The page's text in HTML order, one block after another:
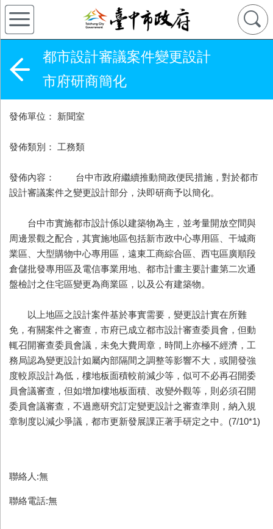
都市設計審議案件變更設計
市府研商簡化
發佈單位： 新聞室
發佈類別： 工務類
發佈內容： 台中市政府繼續推動簡政便民措施，對於都市
設計審議案件之變更設計部分，決即研商予以簡化。
台中市實施都市設計係以建築物為主，並考量開放空間與
周邊景觀之配合，其實施地區包括新市政中心專用區、干城商
業區、大型購物中心專用區，遠東工商綜合區、西屯區廣順段
倉儲批發專用區及電信事業用地、都市計畫主要計畫第二次通
盤檢討之住宅區變更為商業區，以及公有建築物。
以上地區之設計案件基於事實需要，變更設計實在所難
免，有關案件之審查，市府已成立都市設計審查委員會，但動
輒召開審查委員會議，未免大費周章，時間上亦極不經濟，工
務局認為變更設計如屬內部隔間之調整等影響不大，或開發強
度較原設計為低，樓地板面積較前減少等，似可不必再召開委
員會議審查，但如增加樓地板面積、改變外觀等，則必須召開
委員會議審查，不過應研究訂定變更設計之審查準則，納入規
章制度以減少爭議，都市更新發展課正著手研定之中。(7/10*1)
聯絡人:無
聯絡電話:無